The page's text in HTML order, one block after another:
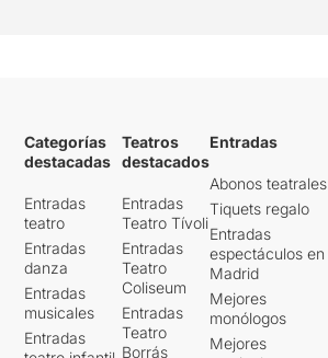
Categorías
destacadas
Entradas
teatro
Entradas
danza
Entradas
musicales
Entradas
Teatros
destacados
Entradas
Teatro Tívoli
Entradas
Teatro
Coliseum
Entradas
Teatro
Borrás
Entradas
Abonos teatrales
Tiquets regalo
Entradas
espectáculos en
Madrid
Mejores
monólogos
Mejores